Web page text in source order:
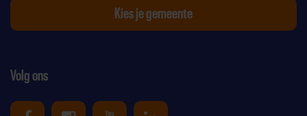
Volg ons
Kies je gemeente